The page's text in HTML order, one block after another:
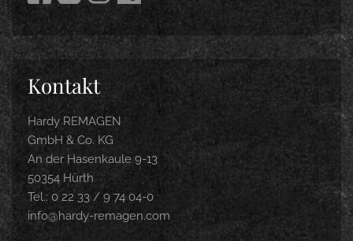
Kontakt
Hardy REMAGEN
GmbH & Co. KG
An der Hasenkaule 9-13
50354 Hürth
Tel.: 0 22 33 / 9 74 04-0
info@hardy-remagen.com